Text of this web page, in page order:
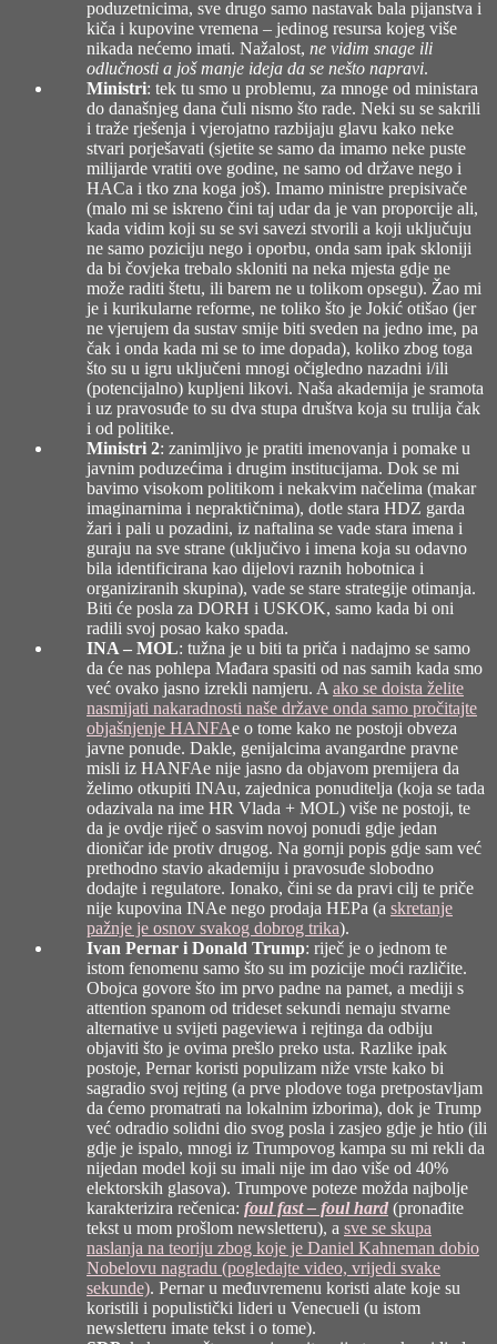
poduzetnicima, sve drugo samo nastavak bala pijanstva i
kiča i kupovine vremena – jedinog resursa kojeg više
nikada nećemo imati. Nažalost, ne vidim snage ili
odlučnosti a još manje ideja da se nešto napravi.
Ministri: tek tu smo u problemu, za mnoge od ministara
do današnjeg dana čuli nismo što rade. Neki su se sakrili
i traže rješenja i vjerojatno razbijaju glavu kako neke
stvari porješavati (sjetite se samo da imamo neke puste
milijarde vratiti ove godine, ne samo od države nego i
HACa i tko zna koga još). Imamo ministre prepisivače
(malo mi se iskreno čini taj udar da je van proporcije ali,
kada vidim koji su se svi savezi stvorili a koji uključuju
ne samo poziciju nego i oporbu, onda sam ipak skloniji
da bi čovjeka trebalo skloniti na neka mjesta gdje ne
može raditi štetu, ili barem ne u tolikom opsegu). Žao mi
je i kurikularne reforme, ne toliko što je Jokić otišao (jer
ne vjerujem da sustav smije biti sveden na jedno ime, pa
čak i onda kada mi se to ime dopada), koliko zbog toga
što su u igru uključeni mnogi očigledno nazadni i/ili
(potencijalno) kupljeni likovi. Naša akademija je sramota
i uz pravosuđe to su dva stupa društva koja su trulija čak
i od politike.
Ministri 2: zanimljivo je pratiti imenovanja i pomake u
javnim poduzećima i drugim institucijama. Dok se mi
bavimo visokom politikom i nekakvim načelima (makar
imaginarnima i nepraktičnima), dotle stara HDZ garda
žari i pali u pozadini, iz naftalina se vade stara imena i
guraju na sve strane (uključivo i imena koja su odavno
bila identificirana kao dijelovi raznih hobotnica i
organiziranih skupina), vade se stare strategije otimanja.
Biti će posla za DORH i USKOK, samo kada bi oni
radili svoj posao kako spada.
INA – MOL: tužna je u biti ta priča i nadajmo se samo
da će nas pohlepa Mađara spasiti od nas samih kada smo
već ovako jasno izrekli namjeru. A ako se doista želite
nasmijati nakaradnosti naše države onda samo pročitajte
objašnjenje HANFAe o tome kako ne postoji obveza
javne ponude. Dakle, genijalcima avangardne pravne
misli iz HANFAe nije jasno da objavom premijera da
želimo otkupiti INAu, zajednica ponuditelja (koja se tada
odazivala na ime HR Vlada + MOL) više ne postoji, te
da je ovdje riječ o sasvim novoj ponudi gdje jedan
dioničar ide protiv drugog. Na gornji popis gdje sam već
prethodno stavio akademiju i pravosuđe slobodno
dodajte i regulatore. Ionako, čini se da pravi cilj te priče
nije kupovina INAe nego prodaja HEPa (a skretanje
pažnje je osnov svakog dobrog trika).
Ivan Pernar i Donald Trump: riječ je o jednom te
istom fenomenu samo što su im pozicije moći različite.
Obojca govore što im prvo padne na pamet, a mediji s
attention spanom od trideset sekundi nemaju stvarne
alternative u svijeti pageviewa i rejtinga da odbiju
objaviti što je ovima prešlo preko usta. Razlike ipak
postoje, Pernar koristi populizam niže vrste kako bi
sagradio svoj rejting (a prve plodove toga pretpostavljam
da ćemo promatrati na lokalnim izborima), dok je Trump
već odradio solidni dio svog posla i zasjeo gdje je htio (ili
gdje je ispalo, mnogi iz Trumpovog kampa su mi rekli da
nijedan model koji su imali nije im dao više od 40%
elektorskih glasova). Trumpove poteze možda najbolje
karakterizira rečenica: foul fast – foul hard (pronađite
tekst u mom prošlom newsletteru), a sve se skupa
naslanja na teoriju zbog koje je Daniel Kahneman dobio
Nobelovu nagradu (pogledajte video, vrijedi svake
sekunde). Pernar u međuvremenu koristi alate koje su
koristili i populistički lideri u Venecueli (u istom
newsletteru imate tekst i o tome).